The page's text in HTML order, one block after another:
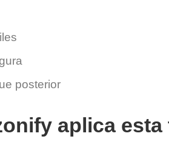
posterior
aplica